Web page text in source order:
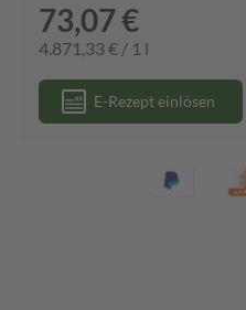
73,07 €
4.871,33 € / 1 l
E-Rezept einlösen